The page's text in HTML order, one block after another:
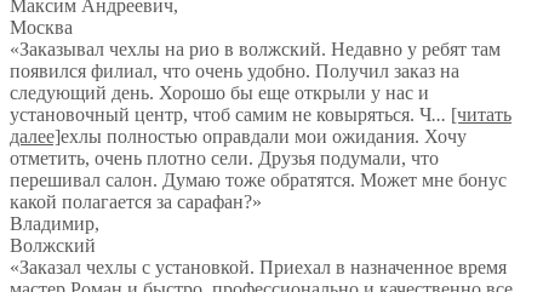
Максим Андреевич,
Москва
«Заказывал чехлы на рио в волжский. Недавно у ребят там
появился филиал, что очень удобно. Получил заказ на
следующий день. Хорошо бы еще открыли у нас и
установочный центр, чтоб самим не ковыряться. Ч... [читать
далее]ехлы полностью оправдали мои ожидания. Хочу
отметить, очень плотно сели. Друзья подумали, что
перешивал салон. Думаю тоже обратятся. Может мне бонус
какой полагается за сарафан?»
Владимир,
Волжский
«Заказал чехлы с установкой. Приехал в назначенное время